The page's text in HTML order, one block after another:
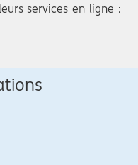
services en ligne :